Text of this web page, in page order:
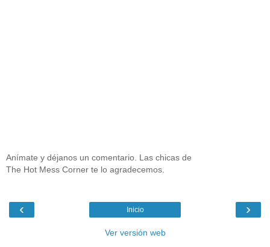
Anímate y déjanos un comentario. Las chicas de
The Hot Mess Corner te lo agradecemos.
‹ ›
Inicio
Ver versión web